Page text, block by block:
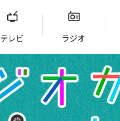
テレビ ラジオ